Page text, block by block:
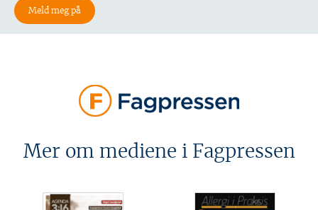
Mer om mediene i Fagpressen